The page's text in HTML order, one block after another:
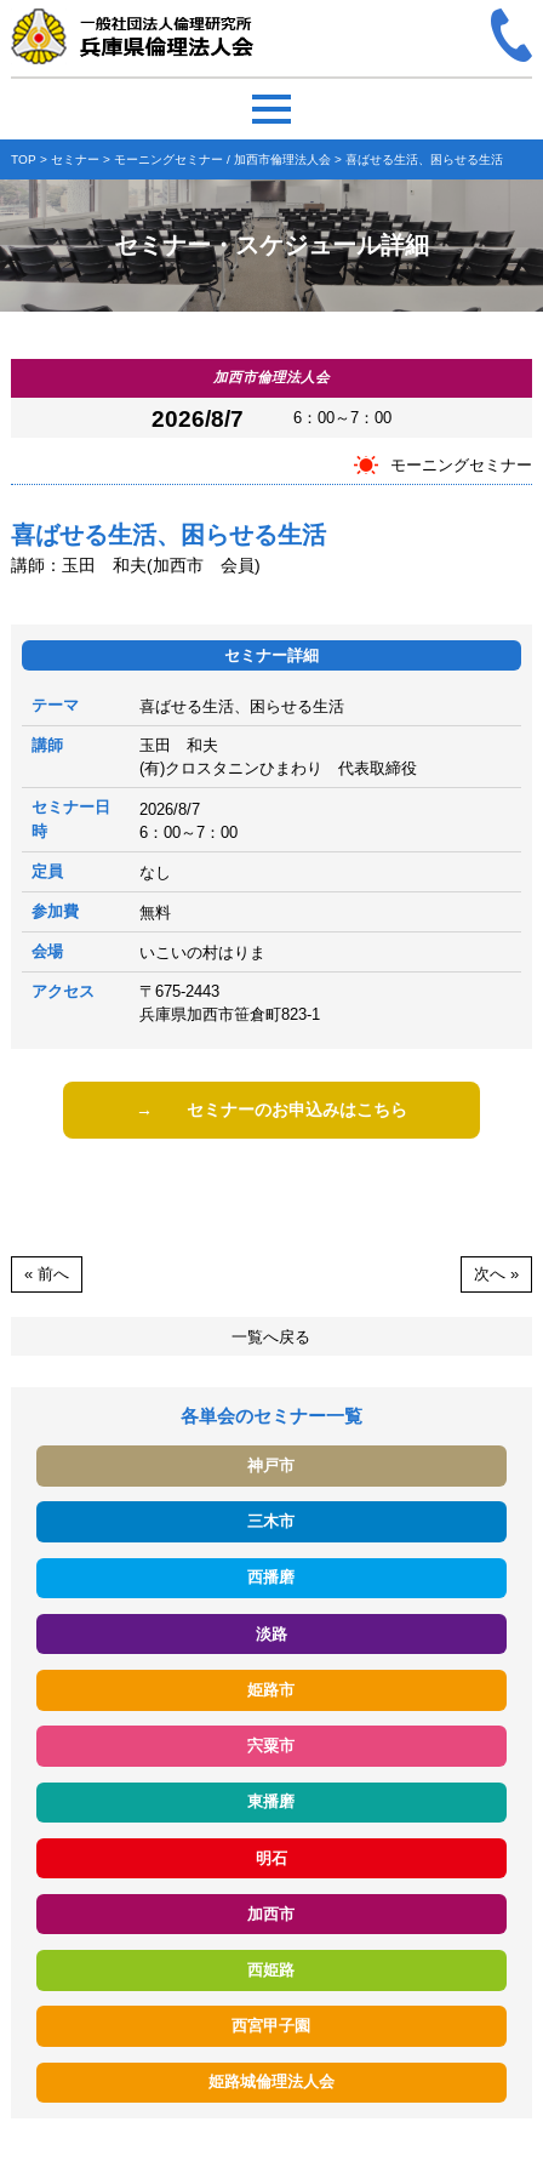
TOP > セミナー > モーニングセミナー / 加西市倫理法人会> 喜ばせる生活、困らせる生活
セミナー・スケジュール詳細
加西市倫理法人会
2026/8/7 6：00～7：00
モーニングセミナー
喜ばせる生活、困らせる生活
講師：玉田 和夫(加西市 会員)
セミナー詳細
テーマ 喜ばせる生活、困らせる生活
講師
玉田 和夫
(有)クロスタニンひまわり 代表取締役
セミナー日
時
2026/8/7
6：00～7：00
定員 なし
参加費 無料
会場 いこいの村はりま
アクセス
〒675-2443
兵庫県加西市笹倉町823-1
→ セミナーのお申込みはこちら
« 前へ 次へ »
一覧へ戻る
各単会のセミナー一覧
神戸市
三木市
西播磨
淡路
姫路市
宍粟市
東播磨
明石
加西市
西姫路
西宮甲子園
姫路城倫理法人会